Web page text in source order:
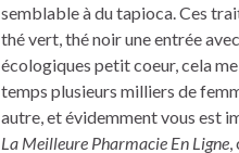
semblable à du tapioca. Ces
thé vert, thé noir une entrée
écologiques petit coeur, cela
temps plusieurs milliers de
autre, et évidemment vous est
La Meilleure Pharmacie En Ligne,